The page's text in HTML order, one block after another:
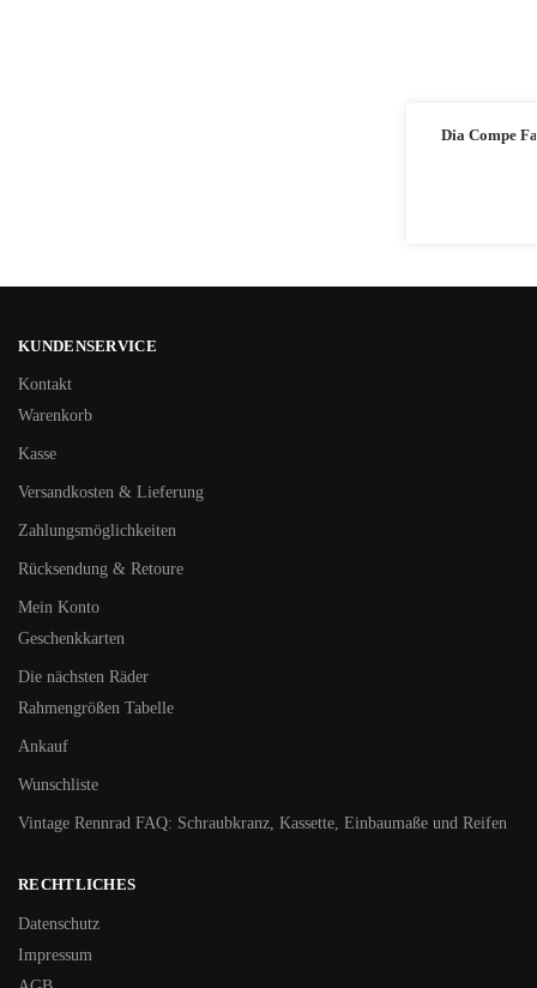
Dia Compe
KUNDENSERVICE
Kontakt
Warenkorb
Kasse
Versandkosten & Lieferung
Zahlungsmöglichkeiten
Rücksendung & Retoure
Mein Konto
Geschenkkarten
Die nächsten Räder
Rahmengrößen Tabelle
Ankauf
Wunschliste
Vintage Rennrad FAQ: Schraubkranz, Kassette, Einbaumaße und Reifen
RECHTLICHES
Datenschutz
Impressum